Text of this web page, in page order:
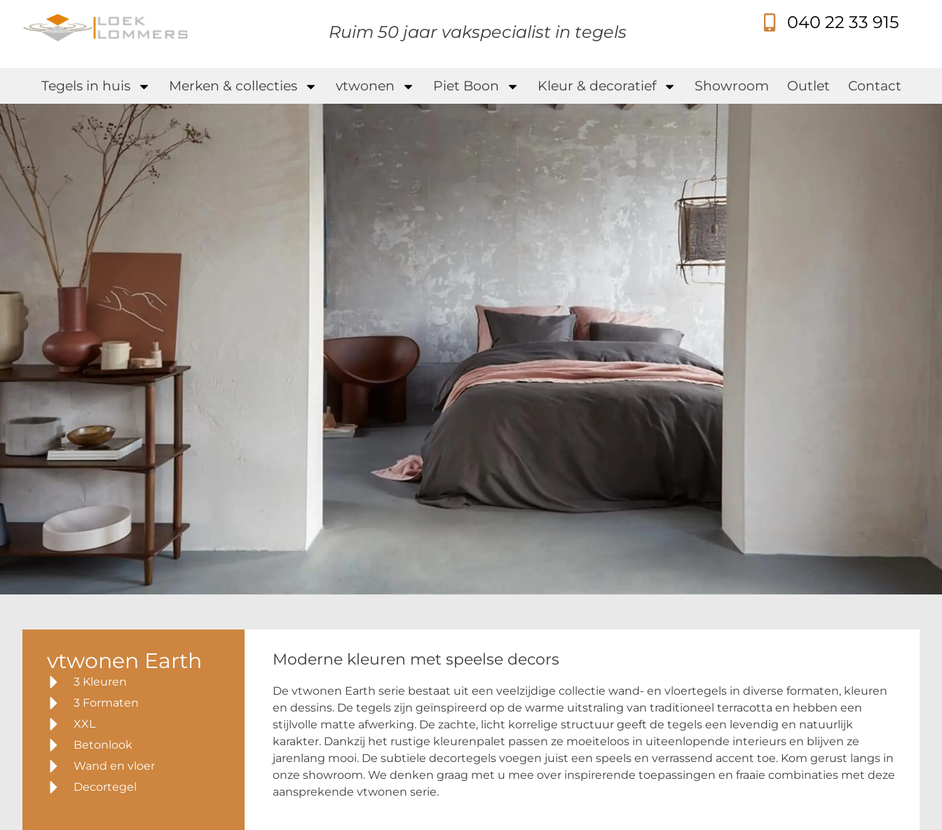
Ruim 50 jaar vakspecialist in tegels 040 22 33 915
Tegels in huis Merken & collecties vtwonen Piet Boon Kleur & decoratief Showroom Outlet Contact
Moderne kleuren met speelse decors
De vtwonen Earth serie bestaat uit een veelzijdige collectie wand- en vloertegels in diverse formaten, kleuren
en dessins. De tegels zijn geïnspireerd op de warme uitstraling van traditioneel terracotta en hebben een
stijlvolle matte afwerking. De zachte, licht korrelige structuur geeft de tegels een levendig en natuurlijk
karakter. Dankzij het rustige kleurenpalet passen ze moeiteloos in uiteenlopende interieurs en blijven ze
jarenlang mooi. De subtiele decortegels voegen juist een speels en verrassend accent toe. Kom gerust langs in
onze showroom. We denken graag met u mee over inspirerende toepassingen en fraaie combinaties met deze
aansprekende vtwonen serie.
vtwonen Earth
3 Kleuren
3 Formaten
XXL
Betonlook
Wand en vloer
Decortegel